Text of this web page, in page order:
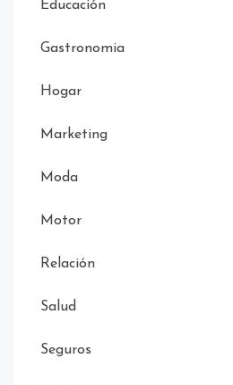
Educación
Gastronomia
Hogar
Marketing
Moda
Motor
Relación
Salud
Seguros